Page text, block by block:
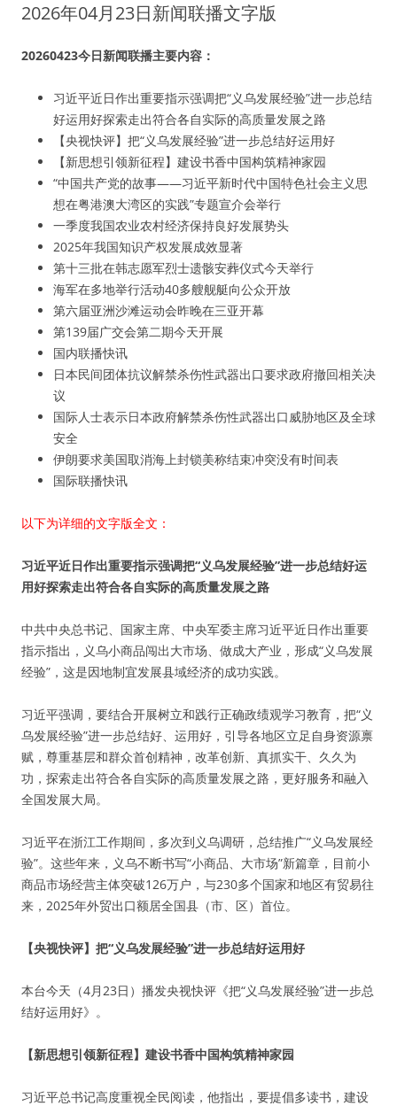
2026年04月23日新闻联播文字版
20260423今日新闻联播主要内容：
习近平近日作出重要指示强调把“义乌发展经验”进一步总结
好运用好探索走出符合各自实际的高质量发展之路
【央视快评】把“义乌发展经验”进一步总结好运用好
【新思想引领新征程】建设书香中国构筑精神家园
“中国共产党的故事——习近平新时代中国特色社会主义思
想在粤港澳大湾区的实践”专题宣介会举行
一季度我国农业农村经济保持良好发展势头
2025年我国知识产权发展成效显著
第十三批在韩志愿军烈士遗骸安葬仪式今天举行
海军在多地举行活动40多艘舰艇向公众开放
第六届亚洲沙滩运动会昨晚在三亚开幕
第139届广交会第二期今天开展
国内联播快讯
日本民间团体抗议解禁杀伤性武器出口要求政府撤回相关决
议
国际人士表示日本政府解禁杀伤性武器出口威胁地区及全球
安全
伊朗要求美国取消海上封锁美称结束冲突没有时间表
国际联播快讯
以下为详细的文字版全文：
习近平近日作出重要指示强调把“义乌发展经验”进一步总结好运
用好探索走出符合各自实际的高质量发展之路
中共中央总书记、国家主席、中央军委主席习近平近日作出重要
指示指出，义乌小商品闯出大市场、做成大产业，形成“义乌发展
经验”，这是因地制宜发展县域经济的成功实践。
习近平强调，要结合开展树立和践行正确政绩观学习教育，把“义
乌发展经验”进一步总结好、运用好，引导各地区立足自身资源禀
赋，尊重基层和群众首创精神，改革创新、真抓实干、久久为
功，探索走出符合各自实际的高质量发展之路，更好服务和融入
全国发展大局。
习近平在浙江工作期间，多次到义乌调研，总结推广“义乌发展经
验”。这些年来，义乌不断书写“小商品、大市场”新篇章，目前小
商品市场经营主体突破126万户，与230多个国家和地区有贸易往
来，2025年外贸出口额居全国县（市、区）首位。
【央视快评】把“义乌发展经验”进一步总结好运用好
本台今天（4月23日）播发央视快评《把“义乌发展经验”进一步总
结好运用好》。
【新思想引领新征程】建设书香中国构筑精神家园
习近平总书记高度重视全民阅读，他指出，要提倡多读书，建设